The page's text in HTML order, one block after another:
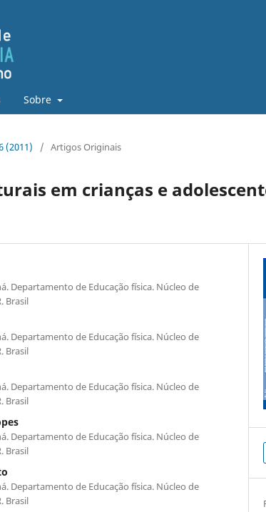
Sobre
(2011) / Artigos Originais
em crianças e
Departamento de Educação física. Núcleo de
Brasil
Departamento de Educação física. Núcleo de
Brasil
Departamento de Educação física. Núcleo de
Brasil
Departamento de Educação física. Núcleo de
Brasil
Departamento de Educação física. Núcleo de
Brasil